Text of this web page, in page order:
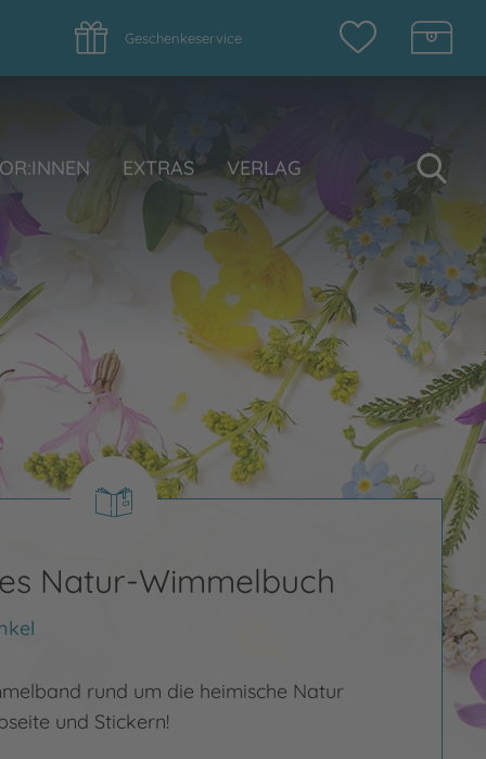
Geschenkeservice
EXTRAS VERLAG
Natur-Wimmelbuch
rund um die heimische Natur
und Stickern!